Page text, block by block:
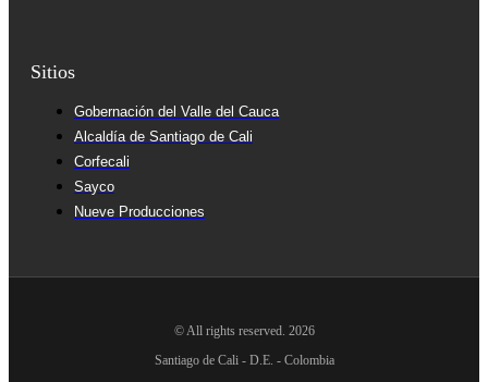
Sitios
Gobernación del Valle del Cauca
Alcaldía de Santiago de Cali
Corfecali
Sayco
Nueve Producciones
© All rights reserved. 2026
Santiago de Cali - D.E. - Colombia